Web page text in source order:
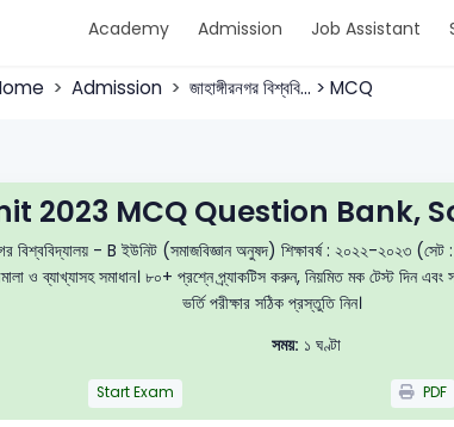
Academy Admission Job Assistant
Admission জাহাঙ্গীরনগর বিশ্ববি... > MCQ
2023 MCQ Question Bank,
বিশ্ববিদ্যালয় - B ইউনিট (সমাজবিজ্ঞান অনুষদ) শিক্ষাবর্ষ : ২০২২-২০২৩
ও ব্যাখ্যাসহ সমাধান। ৮০+ প্রশ্নে প্র্যাকটিস করুন, নিয়মিত মক টেস্ট দিন
ভর্তি পরীক্ষার সঠিক প্রস্তুতি নিন।
সময়: ১ ঘণ্টা
Start Exam PDF